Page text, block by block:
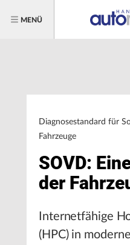
MENÜ
Diagnosestandard für
Fahrzeuge
SOVD:
der
Internetfähige
(HPC) in